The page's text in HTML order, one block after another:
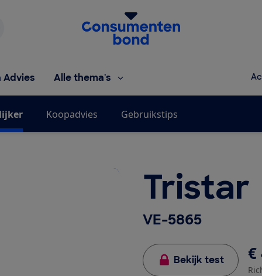
Homepage van de Consumentenbond
Advies Alle thema's
Koopadvies Gebruikstips
Tristar
VE-5865
Bekijk test €